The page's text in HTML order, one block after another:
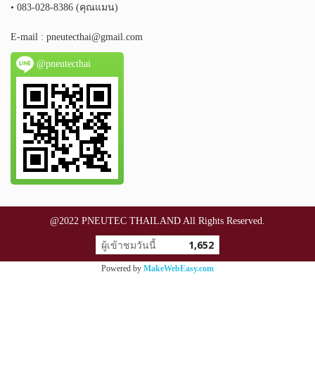
• 083-028-8386 (คุณแมน)
E-mail : pneutecthai@gmail.com
@pneutecthai
@2022 PNEUTEC THAILAND All Rights Reserved.
ผู้เข้าชมวันนี้ 1,652
Powered by MakeWebEasy.com